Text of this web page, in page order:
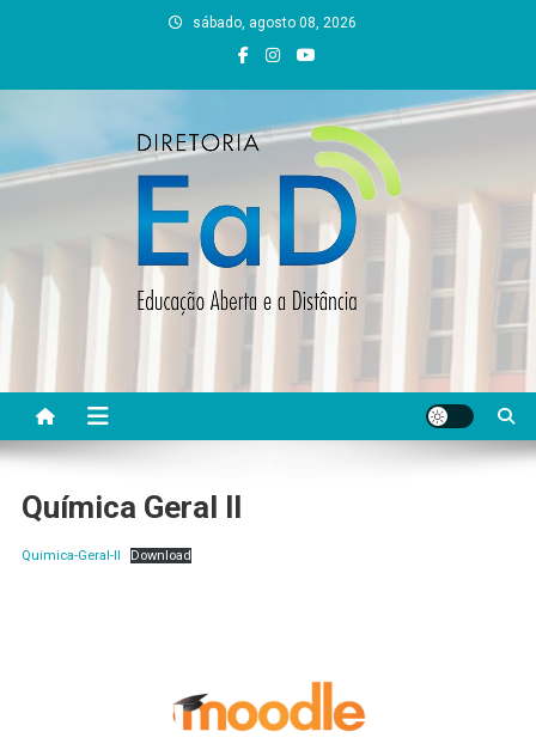
sábado, agosto 08, 2026
DEAD UFVJM
Química Geral ll
Quimica-Geral-ll Download